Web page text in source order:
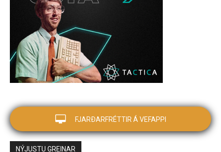
FJARÐARFRÉTTIR Á VEFAPPI
NÝJUSTU GREINAR